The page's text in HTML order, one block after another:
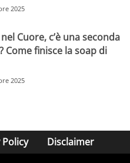
2025
Cuore, c’è una seconda
Come finisce la soap di
2025
Disclaimer